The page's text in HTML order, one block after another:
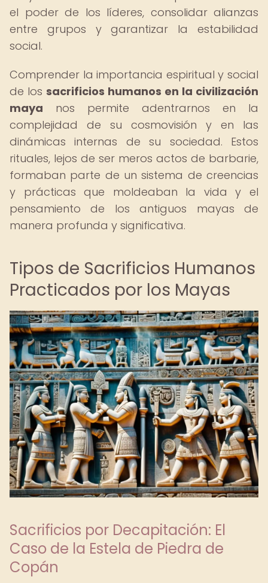
el poder de los líderes, consolidar alianzas
entre grupos y garantizar la estabilidad
social.
Comprender la importancia espiritual y social
de los sacrificios humanos en la civilización
maya nos permite adentrarnos en la
complejidad de su cosmovisión y en las
dinámicas internas de su sociedad. Estos
rituales, lejos de ser meros actos de barbarie,
formaban parte de un sistema de creencias
y prácticas que moldeaban la vida y el
pensamiento de los antiguos mayas de
manera profunda y significativa.
Tipos de Sacrificios Humanos
Practicados por los Mayas
Sacrificios por Decapitación: El
Caso de la Estela de Piedra de
Copán